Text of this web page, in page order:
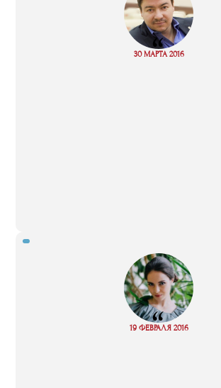
“
30 МАРТА 2016
Read
“
19 ФЕВРАЛЯ 2016
Read